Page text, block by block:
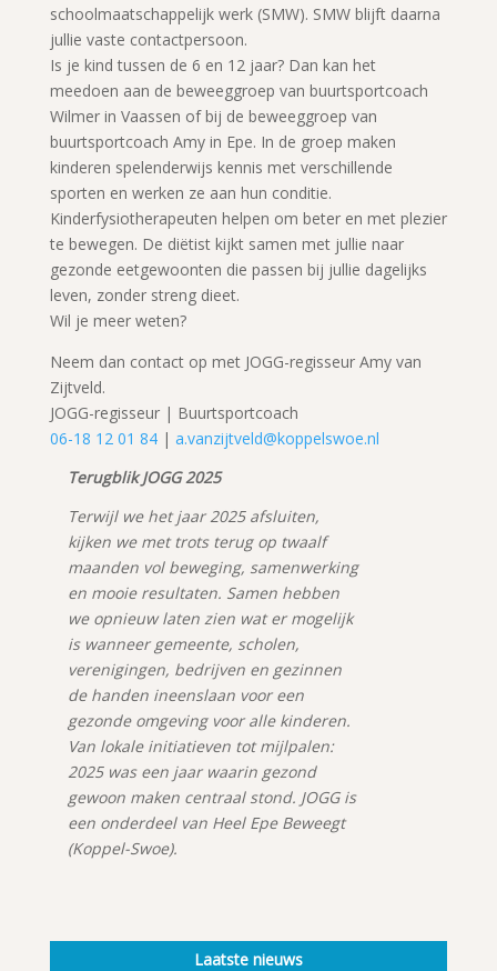
schoolmaatschappelijk werk (SMW). SMW blijft daarna
jullie vaste contactpersoon.
Is je kind tussen de 6 en 12 jaar? Dan kan het
meedoen aan de beweeggroep van buurtsportcoach
Wilmer in Vaassen of bij de beweeggroep van
buurtsportcoach Amy in Epe. In de groep maken
kinderen spelenderwijs kennis met verschillende
sporten en werken ze aan hun conditie.
Kinderfysiotherapeuten helpen om beter en met plezier
te bewegen. De diëtist kijkt samen met jullie naar
gezonde eetgewoonten die passen bij jullie dagelijks
leven, zonder streng dieet.
Wil je meer weten?
Neem dan contact op met JOGG-regisseur Amy van
Zijtveld.
JOGG-regisseur | Buurtsportcoach
06-18 12 01 84| a.vanzijtveld@koppelswoe.nl
Terugblik JOGG 2025
Terwijl we het jaar 2025 afsluiten,
kijken we met trots terug op twaalf
maanden vol beweging, samenwerking
en mooie resultaten. Samen hebben
we opnieuw laten zien wat er mogelijk
is wanneer gemeente, scholen,
verenigingen, bedrijven en gezinnen
de handen ineenslaan voor een
gezonde omgeving voor alle kinderen.
Van lokale initiatieven tot mijlpalen:
2025 was een jaar waarin gezond
gewoon maken centraal stond. JOGG is
een onderdeel van Heel Epe Beweegt
(Koppel-Swoe).
Laatste nieuws